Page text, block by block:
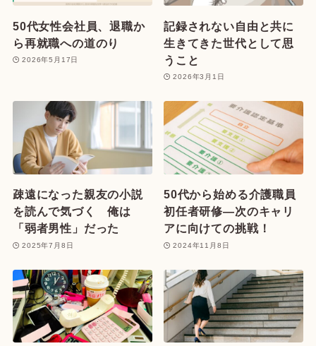
50代女性会社員、退職か
ら再就職への道のり
2026年5月17日
記録されない自由と共に
生きてきた世代として思
うこと
2026年3月1日
疎遠になった親友の小説
を読んで気づく 俺は
「弱者男性」だった
2025年7月8日
50代から始める介護職員
初任者研修—次のキャリ
アに向けての挑戦！
2024年11月8日